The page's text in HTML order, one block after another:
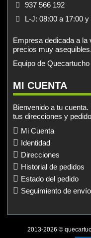
937 566 192
L-J: 08:00 a 17:00
Empresa dedicada a
precios muy asequibles.
Equipo de Quecartucho
MI CUENTA
Bienvenido a tu
tus direcciones y
Mi Cuenta
Identidad
Direcciones
Historial de pedidos
Estado del pedido
Seguimiento de
2013-2026 ©